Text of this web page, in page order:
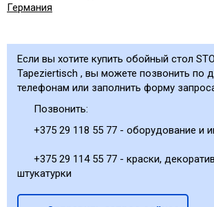
Германия
Если вы хотите купить обойный стол
Tapeziertisch , вы можете позвонить по
телефонам или заполнить форму
Позвонить:
+375 29 118 55 77 - оборудование и
+375 29 114 55 77 - краски,
штукатурки